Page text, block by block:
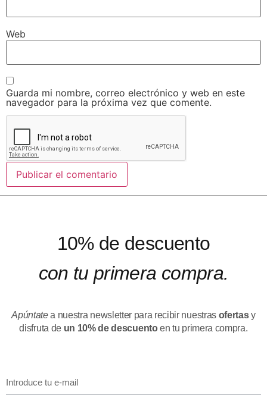
Web
Guarda mi nombre, correo electrónico y web en este
navegador para la próxima vez que comente.
10% de descuento
con tu primera compra.
Apúntatea nuestra newsletter para recibir nuestras ofertasy
disfruta de un 10% de descuentoen tu primera compra.